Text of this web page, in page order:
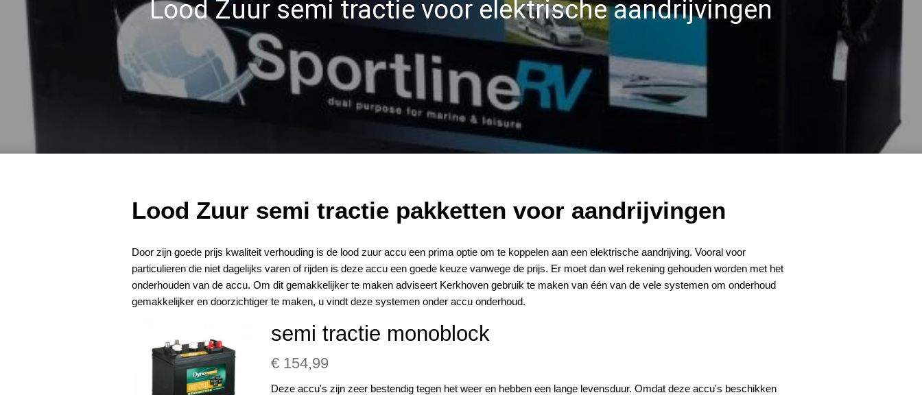
Lood Zuur semi tractie voor elektrische aandrijvingen
Lood Zuur semi tractie pakketten voor aandrijvingen
Door zijn goede prijs kwaliteit verhouding is de lood zuur accu een prima optie om te koppelen aan een elektrische aandrijving. Vooral voor
particulieren die niet dagelijks varen of rijden is deze accu een goede keuze vanwege de prijs. Er moet dan wel rekening gehouden worden met het
onderhouden van de accu. Om dit gemakkelijker te maken adviseert Kerkhoven gebruik te maken van één van de vele systemen om onderhoud
gemakkelijker en doorzichtiger te maken, u vindt deze systemen onder accu onderhoud.
semi tractie monoblock
€ 154,99
Deze accu's zijn zeer bestendig tegen het weer en hebben een lange levensduur. Omdat deze accu's beschikken